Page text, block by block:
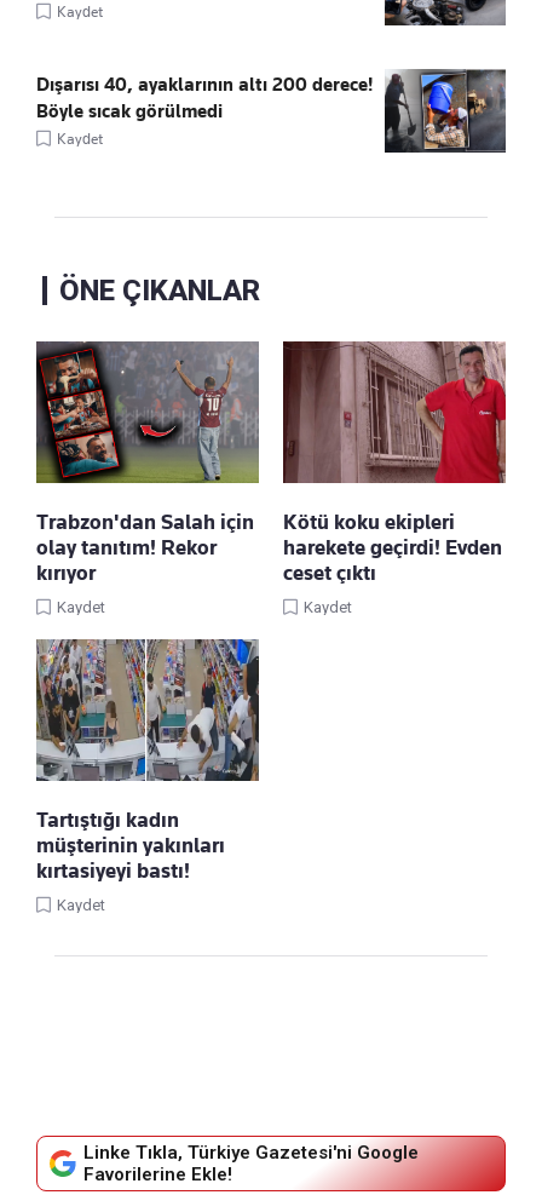
Kaydet
Dışarısı 40, ayaklarının altı 200 derece!
Böyle sıcak görülmedi
Kaydet
ÖNE ÇIKANLAR
Trabzon'dan Salah için
olay tanıtım! Rekor
kırıyor
Kaydet
Kötü koku ekipleri
harekete geçirdi! Evden
ceset çıktı
Kaydet
Tartıştığı kadın
müşterinin yakınları
kırtasiyeyi bastı!
Kaydet
Linke Tıkla, Türkiye Gazetesi'ni Google
Favorilerine Ekle!